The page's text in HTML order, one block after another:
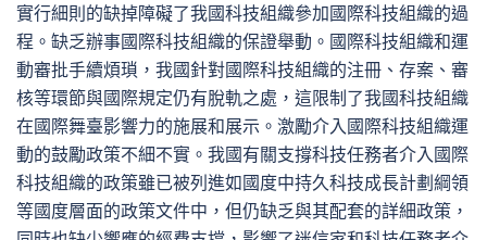
實行細則的缺掉障礙了我國科技組織參加國際科技組織的過
程。缺乏辦事國際科技組織的保證舉動。國際科技組織和運
動審批手續煩瑣，我國針對國際科技組織的注冊、存案、審
核等環節與國際規定仍有脫軌之處，這限制了我國科技組織
在國際舞臺影響力的施展和展示。激勵介入國際科技組織運
動的鼓勵政策不細不實。我國有關支撐科技任務者介入國際
科技組織的政策雖已被列進如國度中持久科技成長計劃綱領
等國度層面的政策文件中，但仍缺乏與其配套的詳細政策，